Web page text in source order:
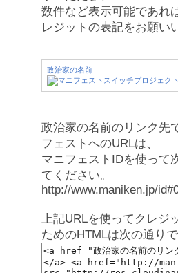
数件など表示可能であれ
レジットの表記をお願い
政治家の名前
政治家の名前のリンク先
フェストへのURLは、
マニフェストIDを使って
てください。
http://www.maniken.jp/
上記URLを使ってクレジ
ためのHTMLは次の通りで